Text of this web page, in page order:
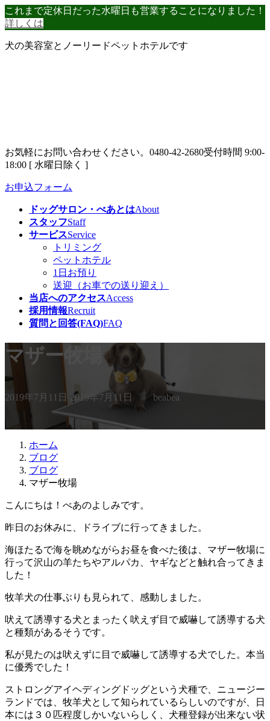
コ
ン
ン
ナ
ビ
ー
これまで定休日だった水曜日も営業することになりました！
詳しくは
犬の美容室とノーリードペットホテルです
お気軽にお問い合わせください。 0480-42-2680受付時間 9:00-
18:00 [ 水曜日除く ]
お申込フォーム
ドッグサロン・べあとはAbout
スタッフStaff
サービスService
トリミング
ペットホテル
1日お預り
送迎（お車での送り迎え）
当店へのアクセスAccess
採用情報Recruit
質問と回答(FAQ)FAQ
マザー牧場
2019年7月11日 終
更
新
2019年7月11日 beabea
ホーム
ブログ
ブログ
マザー牧場
こんにちは！べあのよしみです。
昨日のお休みに、ドライブに行ってきました。
海ほたるで海を眺めながらお昼を食べた後は、マザー牧場に
行って沢山の羊たちやアルパカ、ヤギなどと触れ合ってきま
した！
牧羊犬の仕事ぶりも見られて、感動しました。
吠えて誘導する犬とまったく吠えず目で威嚇して誘導する犬
と種類があるそうです。
私が見たのは吠えずに目で威嚇して誘導する犬でした。本当
に優秀でした！
ストロングアイヘディングドッグという犬種で、ニュージー
ランドでは、牧羊犬として知られているらしいのですが、日
本には３０匹程度しかいないらしく、犬種登録が出来ない状